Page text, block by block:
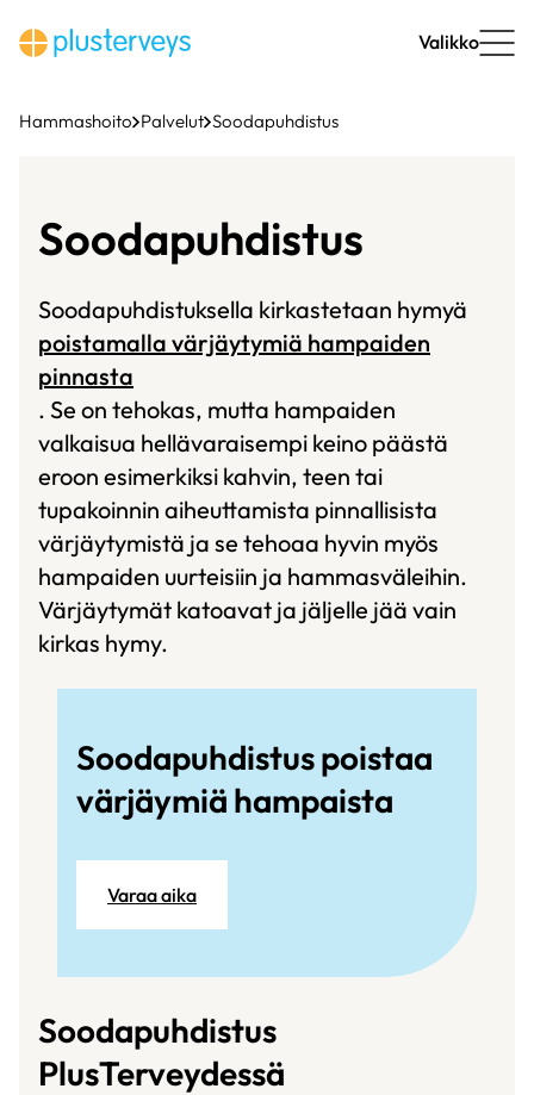
sisältöön
Valikko
Hammashoito Palvelut Soodapuhdistus
Soodapuhdistus
Soodapuhdistuksella kirkastetaan hymyä
poistamalla värjäytymiä hampaiden
pinnasta
. Se on tehokas, mutta hampaiden
valkaisua hellävaraisempi keino päästä
eroon esimerkiksi kahvin, teen tai
tupakoinnin aiheuttamista pinnallisista
värjäytymistä ja se tehoaa hyvin myös
hampaiden uurteisiin ja hammasväleihin.
Värjäytymät katoavat ja jäljelle jää vain
kirkas hymy.
Soodapuhdistus poistaa
värjäymiä hampaista
Varaa aika
Soodapuhdistus
PlusTerveydessä